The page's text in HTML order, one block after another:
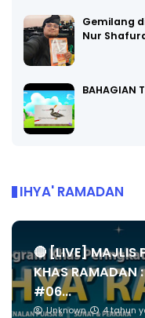
Gemilang
Nur
BAHAGIAN
IHYA' RAMADAN
🔴 [LIVE] MAJLIS
KHAS RAMADAN
#06...
Unknown 4 tahun